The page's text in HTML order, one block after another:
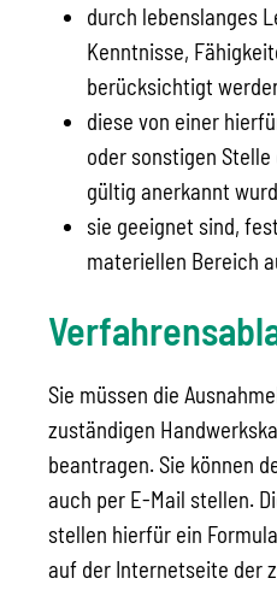
durch lebenslanges
Kenntnisse,
berücksichtigt
diese von einer
oder sonstigen
gültig anerkannt
sie geeignet sind,
materiellen Bereich
Sie müssen die
zuständigen
beantragen. Sie können
auch per E-Mail stellen.
stellen hierfür ein
auf der Internetseite der